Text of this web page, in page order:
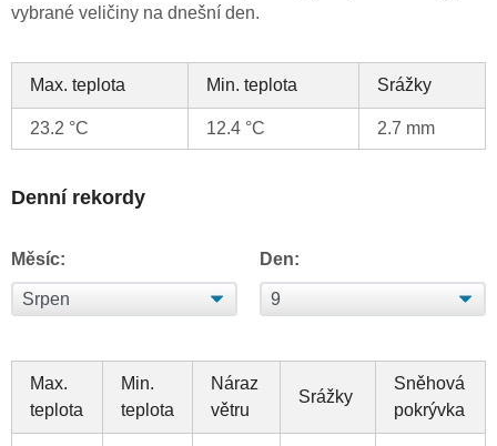
vybrané veličiny na dnešní den.
Max. teplota Min. teplota Srážky
23.2 °C 12.4 °C 2.7 mm
Denní rekordy
Měsíc: Den:
Max.
teplota
Min.
teplota
Náraz
větru
Srážky
Sněhová
pokrývka